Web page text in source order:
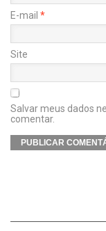
E-mail *
Site
Salvar meus dados
comentar.